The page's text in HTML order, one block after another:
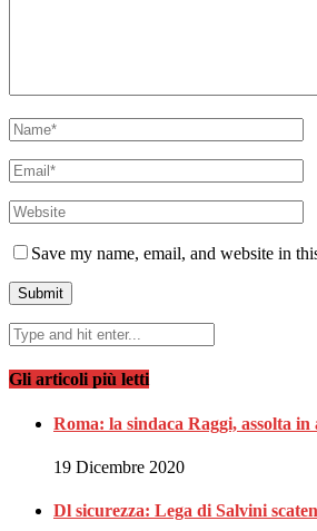
Save my name, email, and website in
Gli articoli più letti
Roma: la sindaca Raggi, assolta in
19 Dicembre 2020
Dl sicurezza: Lega di Salvini